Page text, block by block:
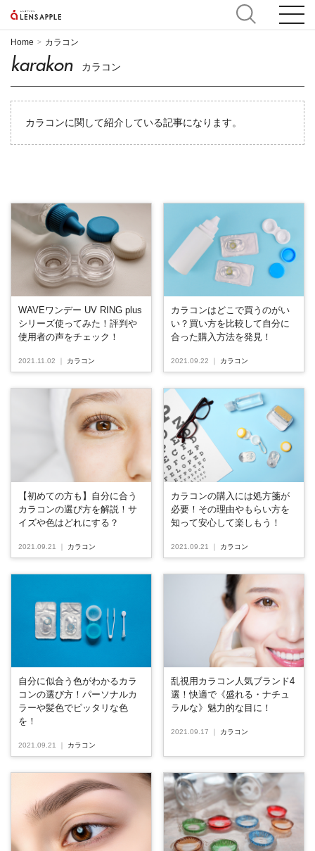
Home > カラコン
karakon カラコン
カラコンに関して紹介している記事になります。
WAVEワンデー UV RING plus
シリーズ使ってみた！評判や
使用者の声をチェック！
2021.11.02 カラコン
カラコンはどこで買うのがい
い？買い方を比較して自分に
合った購入方法を発見！
2021.09.22 カラコン
【初めての方も】自分に合う
カラコンの選び方を解説！サ
イズや色はどれにする？
2021.09.21 カラコン
カラコンの購入には処方箋が
必要！その理由やもらい方を
知って安心して楽しもう！
2021.09.21 カラコン
自分に似合う色がわかるカラ
コンの選び方！パーソナルカ
ラーや髪色でピッタリな色
を！
2021.09.21 カラコン
乱視用カラコン人気ブランド4
選！快適で《盛れる・ナチュ
ラルな》魅力的な目に！
2021.09.17 カラコン